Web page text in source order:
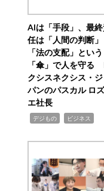
AIは「手段」、最
任は「人間の判断
「法の支配」という
「傘」で人を守る
クシスネクシス・ジ
パンのパスカル ロ
エ社長
デジもの ビジネス